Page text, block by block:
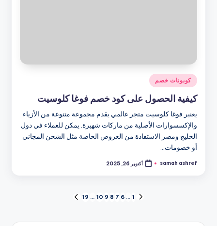
نُشر
في
كوبونات خصم
كيفية الحصول على كود خصم فوغا كلوسيت
يعنبر فوغا كلوسيت متجر عالمي يقدم مجموعة متنوعة من الأزياء
والإكسسوارات الأصلية من ماركات شهيرة. يمكن للعملاء في دول
الخليج ومصر الاستفادة من العروض الخاصة مثل الشحن المجاني
أو خصومات…
تمّ
samah ashref أكتوبر 26, 2025
صفحات
الصفحة
1
…
6
7
8
9
10
…
19